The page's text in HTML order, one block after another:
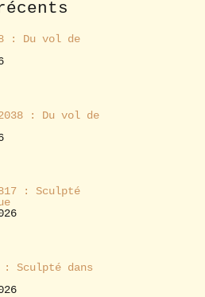
: Du vol de
: Du vol de
: Sculpté
: Sculpté dans